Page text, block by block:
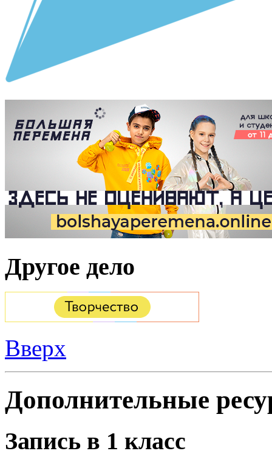
Другое дело
Вверх
Дополнительные
Запись в 1 класс
Регистрация заявлений в